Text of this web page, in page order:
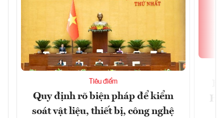
Tiêu điểm
Quy định rõ biện pháp để kiểm
soát vật liệu, thiết bị, công nghệ